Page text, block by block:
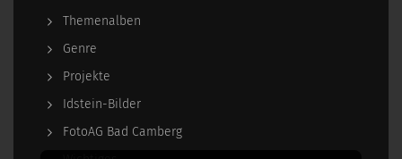
Themenalben
Genre
Projekte
Idstein-Bilder
FotoAG Bad Camberg